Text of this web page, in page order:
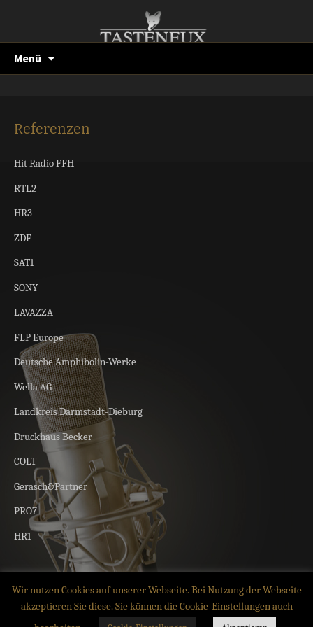
Tastenfux – More Than
Music!
Musikschule in Reinheim
Menü
Referenzen
Hit Radio FFH
RTL2
HR3
ZDF
SAT1
SONY
LAVAZZA
FLP Europe
Deutsche Amphibolin-Werke
Wella AG
Landkreis Darmstadt-Dieburg
Druckhaus Becker
COLT
Gerasch&Partner
PRO7
HR1
Wir nutzen Cookies auf unserer Webseite. Bei Nutzung der Webseite
akzeptieren Sie diese. Sie können die Cookie-Einstellungen auch